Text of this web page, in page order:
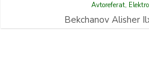
Avtoreferat,
Bekchanov Alisher